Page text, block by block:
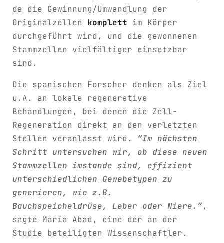
da die Gewinnung/Umwandlung der
Originalzellen komplett im Körper
durchgeführt wird, und die gewonnenen
Stammzellen vielfältiger einsetzbar
sind.
Die spanischen Forscher denken als Ziel
u.A. an lokale regenerative
Behandlungen, bei denen die Zell-
Regeneration direkt an den verletzten
Stellen veranlasst wird. “Im nächsten
Schritt untersuchen wir, ob diese neuen
Stammzellen imstande sind, effizient
unterschiedlichen Gewebetypen zu
generieren, wie z.B.
Bauchspeicheldrüse, Leber oder Niere.”,
sagte María Abad, eine der an der
Studie beteiligten Wissenschaftler.